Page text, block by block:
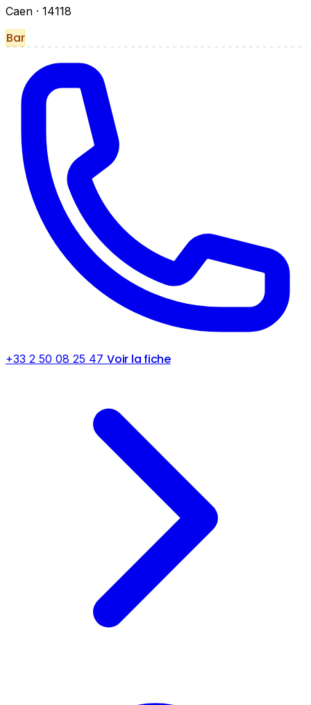
Caen · 14118
Bar
+33 2 50 08 25 47 Voir la fiche